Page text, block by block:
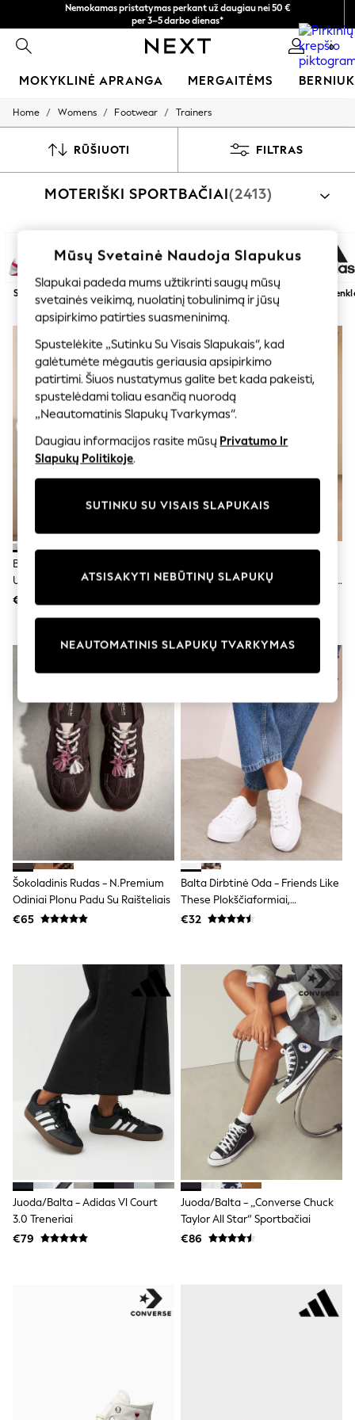
Nemokamas pristatymas perkant už daugiau nei 50 €
per 3–5 darbo dienas*
Dabar galite apsipirkti lietuvių kalba!
0
MOKYKLINĖ APRANGA MERGAITĖMS
SCHOOLWEAR
Shoes
Shirts
Underwear
Socks
Multipacks
All Boys Sport & Swimwear
Trainers & Pumps
Swimwear
Tops
Shorts
Joggers
adidas
Nike
All Girls Schoolwear
Shoes
Dresses
Trousers
Skirts
Polo Shirts
Coats & Jackets
Underwear
Socks & Tights
All Girls Sports & Swimwear
Swimwear
Leggings
Joggers
adidas
Nike
Shop All
Shoes
Coats & Jackets
Bags & Accessories
Shirts
Polo Shirts
Shop all
Shoes
Coats & Jackets
Bags
Polo Shirts
Blue
Grey
Green
All Branded Schoolwear
adidas
Nike
Smiggle
Eastpak
All Accessories
All Bags & Backpacks
Girls Bags
Lunchbags
Drink Bottles
Stationery
Jumpers
Polo Shirts
Bags & Accessories
Beach Dresses & Kaftans
Home / Womens / Footwear / Trainers
RŪŠIUOTI FILTRAS
MOTERIŠKI SPORTBAČIAI(2413)
Sportas Mada Balta Juoda Toliau Prekių
Balta - Be Raištelių Drobiniai
Užsegami Sportbačiai
€21
Mid“ Platforminiai Sportbačiai Be
Šokoladinis Rudas - N.Premium
Odiniai Plonu Padu Su Raišteliais
€65
Balta Dirbtinė Oda - Friends Like
These Plokščiaformiai,
Suvarstomi Laisvalaikio
€32
Juoda/balta - Adidas Vl Court
3.0 Treneriai
€79
Juoda/balta - „Converse Chuck
Taylor All Star“ Sportbačiai
€86
Mūsų Svetainė Naudoja Slapukus
Slapukai padeda mums užtikrinti saugų mūsų
svetainės veikimą, nuolatinį tobulinimą ir jūsų
apsipirkimo patirties suasmeninimą.
Spustelėkite „Sutinku Su Visais Slapukais“, kad
galėtumėte mėgautis geriausia apsipirkimo
patirtimi. Šiuos nustatymus galite bet kada pakeisti,
spustelėdami toliau esančią nuorodą
„Neautomatinis Slapukų Tvarkymas“.
Daugiau informacijos rasite mūsų Privatumo Ir
Slapukų Politikoje.
SUTINKU SU VISAIS SLAPUKAIS
NEAUTOMATINIS SLAPUKŲ TVARKYMAS
ATSISAKYTI NEBŪTINŲ SLAPUKŲ